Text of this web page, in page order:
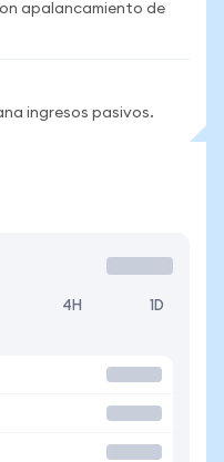
apalancamiento de
ingresos pasivos.
4H 1D